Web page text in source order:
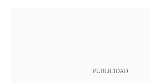
PUBLICIDAD